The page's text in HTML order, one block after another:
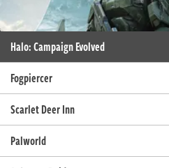
Halo: Campaign Evolved
Fogpiercer
Scarlet Deer Inn
Palworld